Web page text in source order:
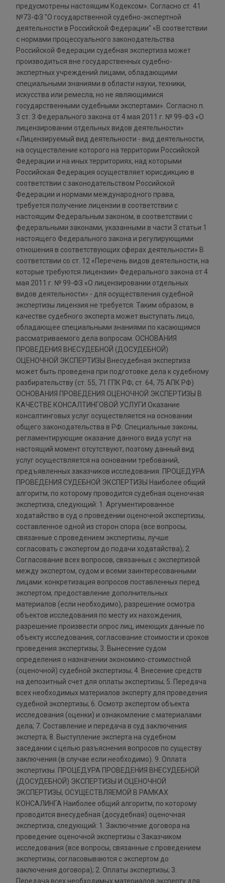
предусмотрены настоящим Кодексом». Согласно ст. 41
№73-ФЗ "О государственной судебно-экспертной
деятельности в Российской Федерации" «В соответствии
с нормами процессуального законодательства
Российской Федерации судебная экспертиза может
производиться вне государственных судебно-
экспертных учреждений лицами, обладающими
специальными знаниями в области науки, техники,
искусства или ремесла, но не являющимися
государственными судебными экспертами». Согласно п.
3 ст. 3 Федерального закона от 4 мая 2011 г. № 99-ФЗ «О
лицензировании отдельных видов деятельности»
«Лицензируемый вид деятельности - вид деятельности,
на осуществление которого на территории Российской
Федерации и на иных территориях, над которыми
Российская Федерация осуществляет юрисдикцию в
соответствии с законодательством Российской
Федерации и нормами международного права,
требуется получение лицензии в соответствии с
настоящим Федеральным законом, в соответствии с
федеральными законами, указанными в части 3 статьи 1
настоящего Федерального закона и регулирующими
отношения в соответствующих сферах деятельности» В
соответствии со ст. 12 «Перечень видов деятельности, на
которые требуются лицензии» Федерального закона от 4
мая 2011 г. № 99-ФЗ «О лицензировании отдельных
видов деятельности» - для осуществления судебной
экспертизы лицензия не требуется. Таким образом, в
качестве судебного эксперта может выступать лицо,
обладающее специальными знаниями по касающимся
рассматриваемого дела вопросам. ОСНОВАНИЯ
ПРОВЕДЕНИЯ ВНЕСУДЕБНОЙ (ДОСУДЕБНОЙ)
ОЦЕНОЧНОЙ ЭКСПЕРТИЗЫ Внесудебная экспертиза
может быть проведена при подготовке дела к судебному
разбирательству (ст. 55, 71 ГПК РФ; ст. 64, 75 АПК РФ)
ОСНОВАНИЯ ПРОВЕДЕНИЯ ОЦЕНОЧНОЙ ЭКСПЕРТИЗЫ В
КАЧЕСТВЕ КОНСАЛТИНГОВОЙ УСЛУГИ Оказание
консалтинговых услуг осуществляется на основании
общего законодательства в РФ. Специальные законы,
регламентирующие оказание данного вида услуг на
настоящий момент отсутствуют, поэтому данный вид
услуг осуществляется на основании требований,
предъявленных заказчиков исследования. ПРОЦЕДУРА
ПРОВЕДЕНИЯ СУДЕБНОЙ ЭКСПЕРТИЗЫ Наиболее общий
алгоритм, по которому проводится судебная оценочная
экспертиза, следующий: 1. Аргументированное
ходатайство в суд о проведении оценочной экспертизы,
составленное одной из сторон спора (все вопросы,
связанные с проведением экспертизы, лучше
согласовать с экспертом до подачи ходатайства); 2.
Согласование всех вопросов, связанных с экспертизой
между экспертом, судом и всеми заинтересованными
лицами: конкретизация вопросов поставленных перед
экспертом, предоставление дополнительных
материалов (если необходимо), разрешение осмотра
объектов исследования по месту их нахождения,
разрешение произвести опрос лиц, имеющих данные по
объекту исследования, согласование стоимости и сроков
проведения экспертизы; 3. Вынесение судом
определения о назначении экономико-стоимостной
(оценочной) судебной экспертизы; 4. Внесение средств
на депозитный счет для оплаты экспертизы; 5. Передача
всех необходимых материалов эксперту для проведения
судебной экспертизы; 6. Осмотр экспертом объекта
исследования (оценки) и ознакомление с материалами
дела; 7. Составление и передача в суд заключения
эксперта; 8. Выступление эксперта на судебном
заседании с целью разъяснения вопросов по существу
заключения (в случае если необходимо). 9. Оплата
экспертизы. ПРОЦЕДУРА ПРОВЕДЕНИЯ ВНЕСУДЕБНОЙ
(ДОСУДЕБНОЙ) ЭКСПЕРТИЗЫ И ОЦЕНОЧНОЙ
ЭКСПЕРТИЗЫ, ОСУЩЕСТВЛЯЕМОЙ В РАМКАХ
КОНСАЛИНГА Наиболее общий алгоритм, по которому
проводится внесудебная (досудебная) оценочная
экспертиза, следующий: 1. Заключение договора на
проведение оценочной экспертизы с Заказчиком
исследования (все вопросы, связанные с проведением
экспертизы, согласовываются с экспертом до
заключения договора); 2. Оплаты экспертизы; 3.
Передача всех необходимых материалов эксперту для